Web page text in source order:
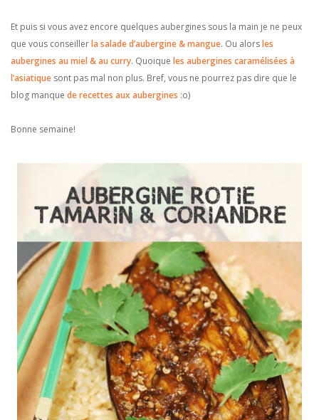
Et puis si vous avez encore quelques aubergines sous la main je ne peux
que vous conseillerla salade d’aubergine & mangue. Ou alorsles
aubergines au miel & au curry. Quoique les aubergines caramélisées à
l’asiatique sont pas mal non plus. Bref, vous ne pourrez pas dire que le
blog manque de recettes aux aubergines :o)
Bonne semaine!